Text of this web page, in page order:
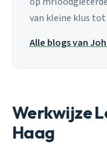
van kleine klus
Alle blogs van
Werkwijze
Haag